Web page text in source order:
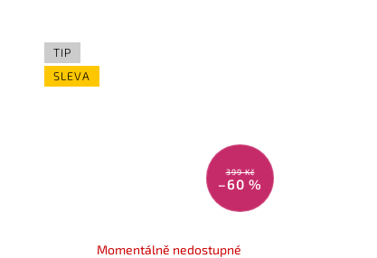
TIP
SLEVA
399 Kč
–60 %
Momentálně nedostupné